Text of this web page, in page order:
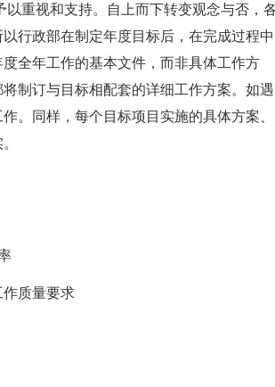
重视和支持。自上而下转变观念与否，
行政部在制定年度目标后，在完成过程中
全年工作的基本文件，而非具体工作方
制订与目标相配套的详细工作方案。如遇
。同样，每个目标项目实施的具体方案、
作质量要求